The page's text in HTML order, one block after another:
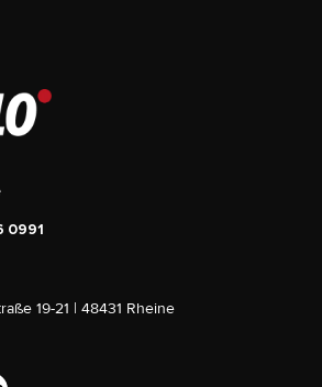
0991
19-21 | 48431 Rheine